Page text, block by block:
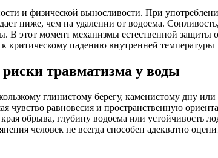
и физической выносливости. При
ниже, чем на удалении от водоема.
этот момент механизмы естественной защиты
критическому падению внутренней
травматизма у воды
глинистому берегу, каменистому дну
чувство равновесия и пространственную
обрыва, глубину водоема или устойчивость
человек не всегда способен адекватно